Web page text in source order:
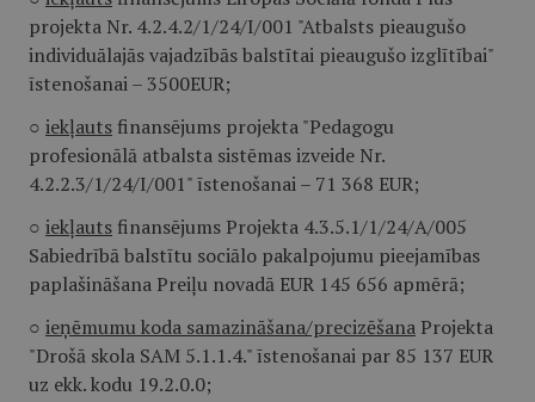
projekta Nr. 4.2.4.2/1/24/I/001 "Atbalsts pieaugušo
individuālajās vajadzībās balstītai pieaugušo izglītībai"
īstenošanai – 3500EUR;
○ iekļautsfinansējums projekta "Pedagogu
profesionālā atbalsta sistēmas izveide Nr.
4.2.2.3/1/24/I/001" īstenošanai – 71 368 EUR;
○ iekļautsfinansējums Projekta 4.3.5.1/1/24/A/005
Sabiedrībā balstītu sociālo pakalpojumu pieejamības
paplašināšana Preiļu novadā EUR 145 656 apmērā;
○ ieņēmumu koda samazināšana/precizēšana Projekta
"Drošā skola SAM 5.1.1.4." īstenošanai par 85 137 EUR
uz ekk. kodu 19.2.0.0;